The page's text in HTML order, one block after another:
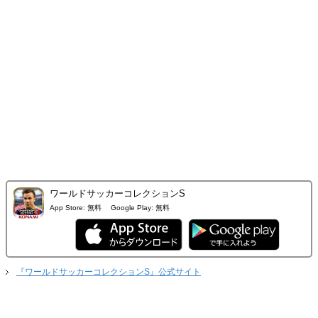
ワールドサッカーコレクションS
App Store: 無料 Google Play: 無料
『ワールドサッカーコレクションS』公式サイト